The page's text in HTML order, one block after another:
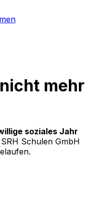
mehr
soziales Jahr
SRH Schulen GmbH